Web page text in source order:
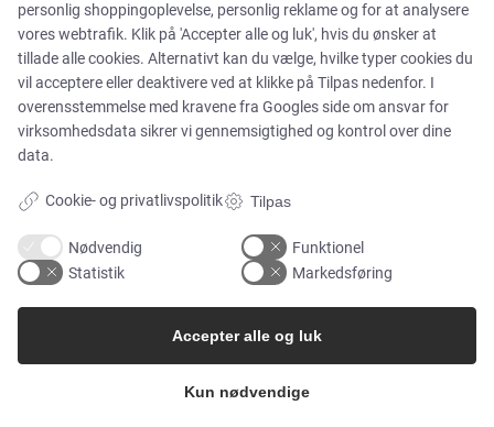
Kontakt
Nyhedsbrev
Presse
Whisteblower Portal
personlig shoppingoplevelse, personlig reklame og for at analysere
vores webtrafik. Klik på 'Accepter alle og luk', hvis du ønsker at
tillade alle cookies. Alternativt kan du vælge, hvilke typer cookies du
vil acceptere eller deaktivere ved at klikke på Tilpas nedenfor. I
overensstemmelse med kravene fra Googles side om ansvar for
virksomhedsdata sikrer vi gennemsigtighed og kontrol over dine
data.
Cookie- og privatlivspolitik Tilpas
Nødvendig
Funktionel
Statistik
Markedsføring
Kun nødvendige
Accepter alle og luk